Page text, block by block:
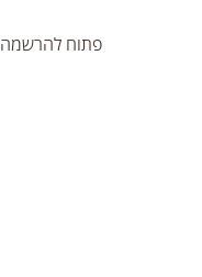
פתוח להרשמה